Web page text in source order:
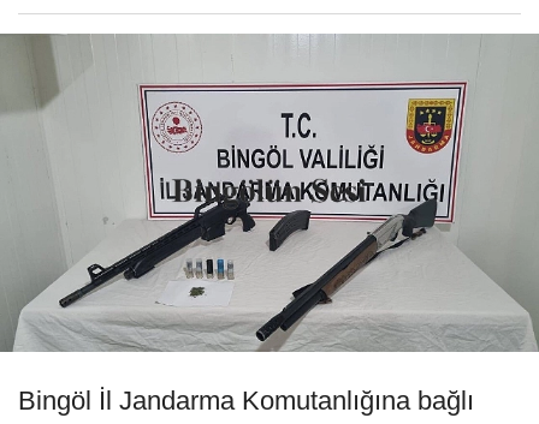
Bingöl İl Jandarma Komutanlığına bağlı